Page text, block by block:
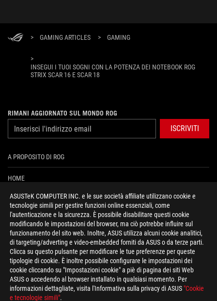
ASUSTeK COMPUTER INC. e le sue società affiliate utilizzano cookie e
tecnologie simili per gestire funzioni online essenziali, come
l'autenticazione e la sicurezza. È possibile disabilitare questi cookie
modificando le impostazioni del browser, ma ciò potrebbe influire sul
funzionamento del sito web. Inoltre, ASUS utilizza alcuni cookie analitici,
di targeting/adverting e video-embedded forniti da ASUS o da terze parti.
Clicca su questo pulsante per modificare le tue preferenze per queste
tipologie di cookie. È inoltre possibile configurare le impostazioni dei
cookie cliccando su "Impostazioni cookie" a piè di pagina dei siti Web
ASUS o accedendo al browser installato in qualsiasi momento. Per
informazioni dettagliate, visita l'Informativa sulla privacy di ASUS "Cookie
e tecnologie simili".
> GAMING ARTICLES > GAMING
>
INSEGUI I TUOI SOGNI CON LA POTENZA DEI NOTEBOOK ROG
STRIX SCAR 16 E SCAR 18
RIMANI AGGIORNATO SUL MONDO ROG
ISCRIVITI
A PROPOSITO DI ROG
HOME
PRESSROOM
NEWS
facebookinstagramyoutubetiktok discord
Italy/Italiano